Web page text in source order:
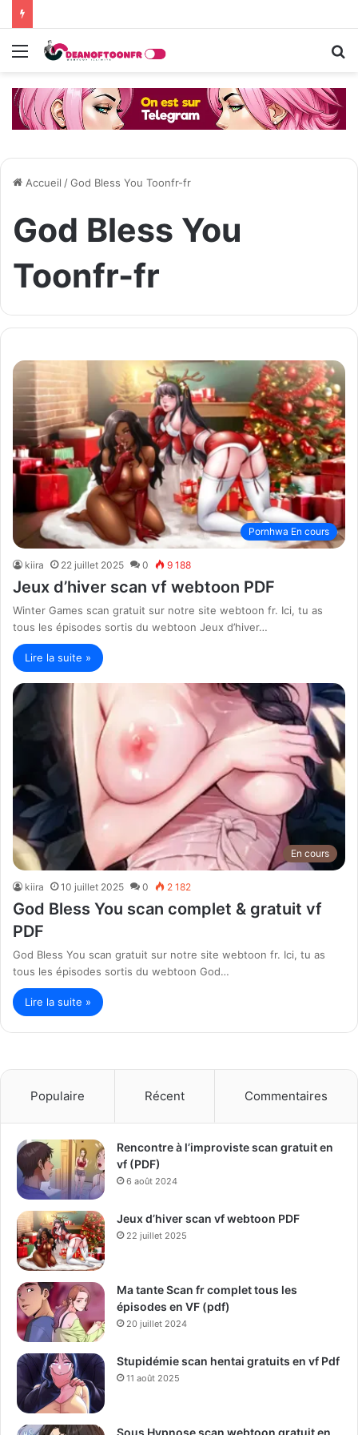
Menu
Accueil /God Bless You Toonfr-fr
God Bless You
Toonfr-fr
Pornhwa En cours
kiira 22 juillet 2025 0 9 188
Jeux d’hiver scan vf webtoon PDF
Winter Games scan gratuit sur notre site webtoon fr. Ici, tu as
tous les épisodes sortis du webtoon Jeux d’hiver…
Lire la suite »
En cours
kiira 10 juillet 2025 0 2 182
God Bless You scan complet & gratuit vf
PDF
God Bless You scan gratuit sur notre site webtoon fr. Ici, tu as
tous les épisodes sortis du webtoon God…
Lire la suite »
Populaire Récent Commentaires
Rencontre à l’improviste scan gratuit en
vf (PDF)
6 août 2024
Jeux d’hiver scan vf webtoon PDF
22 juillet 2025
Ma tante Scan fr complet tous les
épisodes en VF (pdf)
20 juillet 2024
Stupidémie scan hentai gratuits en vf Pdf
11 août 2025